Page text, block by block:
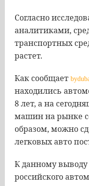
Согласно
аналитиками,
транспортных
растет.
Как сообщает
находились
8 лет, а на
машин на рынке
образом, можно
легковых авто
К данному
российского